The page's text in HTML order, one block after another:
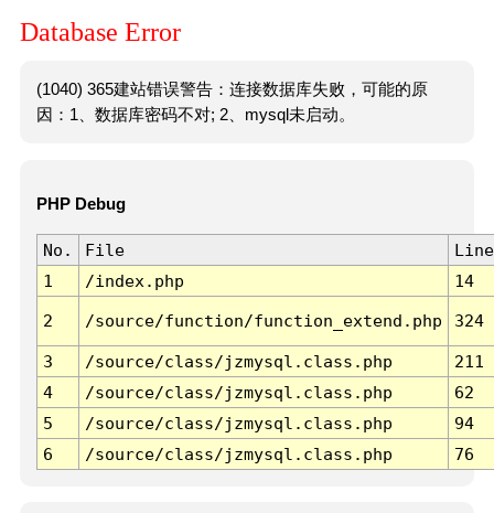
Database Error
(1040) 365建站错误警告：连接数据库失败，可能的原
因：1、数据库密码不对; 2、mysql未启动。
PHP Debug
No. File
Line
1
/index.php 14
2 /source/function/function_extend.php 324
3 /source/class/jzmysql.class.php
211
4
/source/class/jzmysql.class.php
62
5
/source/class/jzmysql.class.php
94
6
/source/class/jzmysql.class.php 76